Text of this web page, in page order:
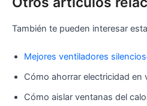
También te pueden interesar
Mejores ventiladores
Cómo ahorrar electricidad en
Cómo aislar ventanas del